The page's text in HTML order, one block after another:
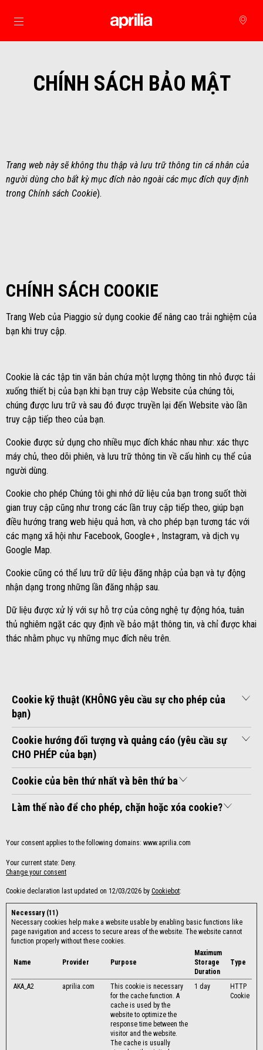
Đi đến bảng tin chính
CHÍNH SÁCH BẢO MẬT
Trang web này sẽ không thu thập và lưu trữ thông tin cá nhân của
người dùng cho bất kỳ mục đích nào ngoài các mục đích quy định
trong Chính sách Cookie).
CHÍNH SÁCH COOKIE
Trang Web của Piaggio sử dụng cookie để nâng cao trải nghiệm của
bạn khi truy cập.
Cookie là các tập tin văn bản chứa một lượng thông tin nhỏ được tải
xuống thiết bị của bạn khi bạn truy cập Website của chúng tôi,
chúng được lưu trữ và sau đó được truyền lại đến Website vào lần
truy cập tiếp theo của bạn.
Cookie được sử dụng cho nhiều mục đích khác nhau như: xác thực
máy chủ, theo dõi phiên, và lưu trữ thông tin về cấu hình cụ thể của
người dùng.
Cookie cho phép Chúng tôi ghi nhớ dữ liệu của bạn trong suốt thời
gian truy cập cũng như trong các lần truy cập tiếp theo, giúp bạn
điều hướng trang web hiệu quả hơn, và cho phép bạn tương tác với
các mạng xã hội như Facebook, Google+ , Instagram, và dịch vụ
Google Map.
Cookie cũng có thể lưu trữ dữ liệu đăng nhập của bạn và tự động
nhận dạng trong những lần đăng nhập sau.
Dữ liệu được xử lý với sự hỗ trợ của công nghệ tự động hóa, tuân
thủ nghiêm ngặt các quy định về bảo mật thông tin, và chỉ được khai
thác nhằm phục vụ những mục đích nêu trên.
Cookie kỹ thuật (KHÔNG yêu cầu sự cho phép của
bạn)
Cookie hướng đối tượng và quảng cáo (yêu cầu sự
CHO PHÉP của bạn)
Cookie của bên thứ nhất và bên thứ ba
Làm thế nào để cho phép, chặn hoặc xóa cookie?
Your consent applies to the following domains: www.aprilia.com
Your current state: Deny.
Change your consent
Cookie declaration last updated on 12/03/2026 by Cookiebot:
Necessary (11)
Necessary cookies help make a website usable by enabling basic functions like
page navigation and access to secure areas of the website. The website cannot
function properly without these cookies.
Name Provider Purpose
Maximum
Storage
Duration
Type
AKA_A2 aprilia.com
This cookie is necessary
for the cache function. A
cache is used by the
website to optimize the
response time between the
visitor and the website.
The cache is usually
1 day
HTTP
Cookie